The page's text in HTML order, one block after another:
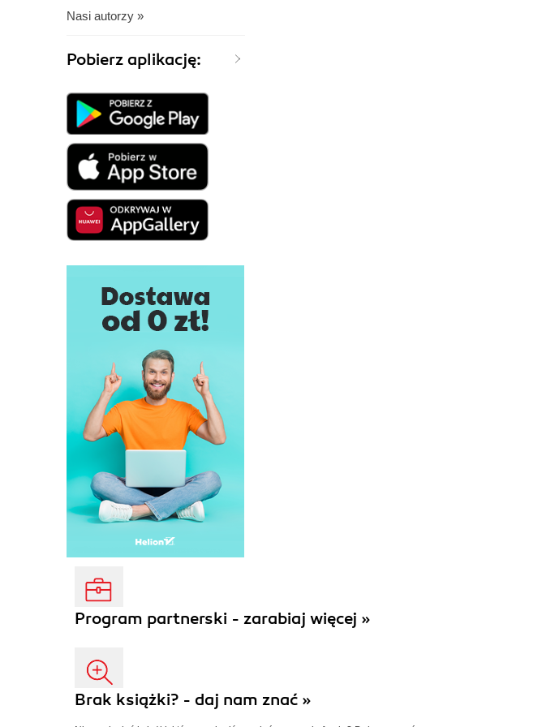
Nasi autorzy »
Pobierz aplikację:
Program partnerski - zarabiaj więcej »
Brak książki? - daj nam znać »